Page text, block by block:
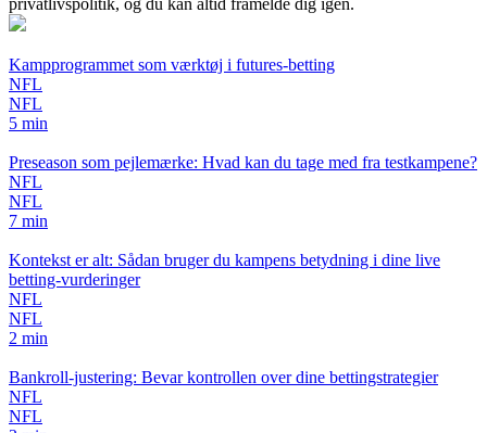
privatlivspolitik, og du kan altid framelde dig igen.
Kampprogrammet som værktøj i futures-betting
NFL
NFL
5 min
Preseason som pejlemærke: Hvad kan du tage med fra testkampene?
NFL
NFL
7 min
Kontekst er alt: Sådan bruger du kampens betydning i dine live
betting‑vurderinger
NFL
NFL
2 min
Bankroll-justering: Bevar kontrollen over dine bettingstrategier
NFL
NFL